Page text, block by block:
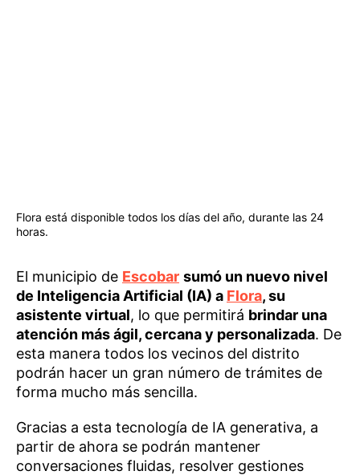
Flora está disponible todos los días del año, durante las 24
horas.
El municipio de Escobar sumó un nuevo nivel
de Inteligencia Artificial (IA) a Flora, su
asistente virtual, lo que permitirá brindar una
atención más ágil, cercana y personalizada. De
esta manera todos los vecinos del distrito
podrán hacer un gran número de trámites de
forma mucho más sencilla.
Gracias a esta tecnología de IA generativa, a
partir de ahora se podrán mantener
conversaciones fluidas, resolver gestiones